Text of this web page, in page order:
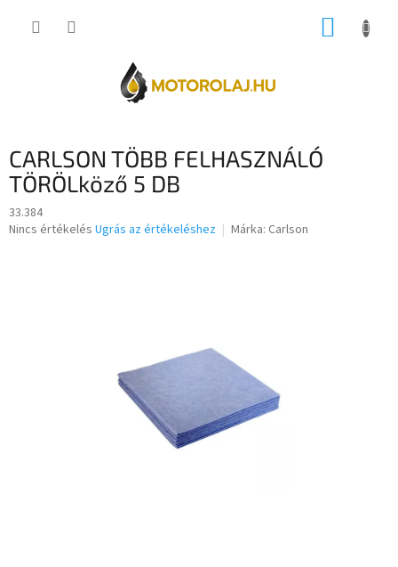
KOSÁR
CARLSON TÖBB FELHASZNÁLÓ
TÖRÖLköző 5 DB
33.384
A
Nincs értékelés Ugrás az értékeléshez Márka: Carlson